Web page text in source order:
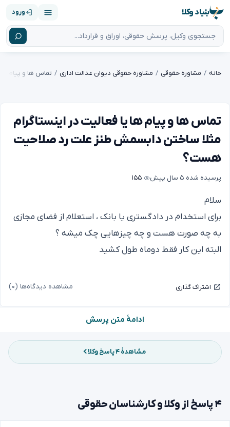
بنیاد وکلا ورود
خانه مشاوره حقوقی مشاوره حقوقی دیوان عدالت اداری
تماس ها و پیام ها یا فعالیت در اینستاگرام
مثلا ساختن دابسمش طنز علت رد صلاحیت
هست؟
پرسیده شده ۵ سال پیش ۱۵۵
سلام
برای استخدام در دادگستری یا بانک ، استعلام از فضای مجازی
به چه صورت هست و چه چیزهایی چک میشه ؟
البته این کار فقط دوماه طول کشید
اشتراک گذاری مشاهده دیدگاه‌ها (۰)
ادامهٔ متن پرسش
مشاهدهٔ ۴ پاسخ وکلا
۴ پاسخ از وکلا و کارشناسان حقوقی